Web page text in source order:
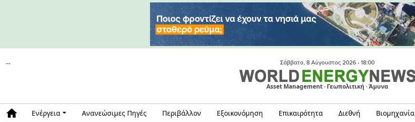
-- Σάββατο, 8 Αύγουστος 2026 - 18:00
Asset Management · Γεωπολιτική · Άμυνα
Ενέργεια Ανανεώσιμες Πηγές Περιβάλλον Εξοικονόμηση Επικαιρότητα Διεθνή Βιομηχανία